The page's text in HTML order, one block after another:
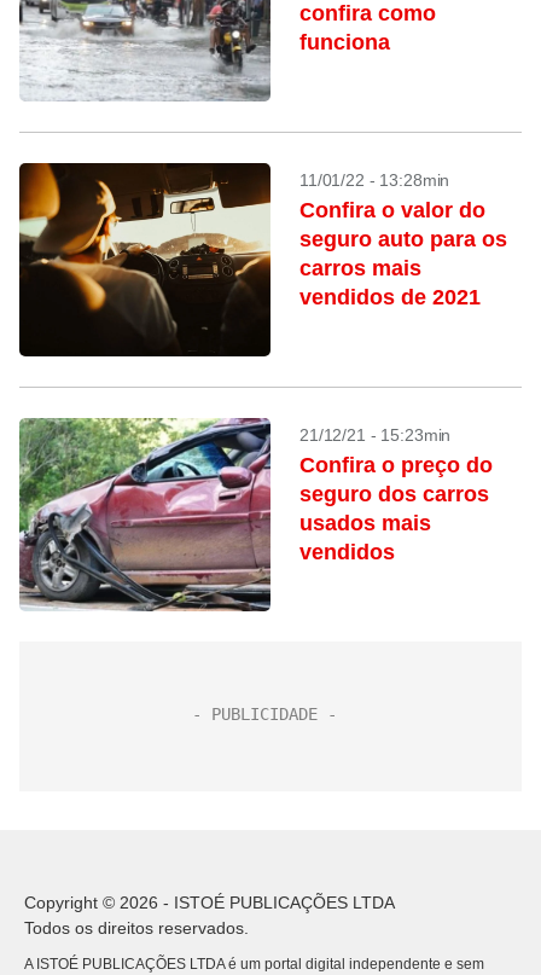
confira como
funciona
11/01/22 - 13:28min
Confira o valor do
seguro auto para os
carros mais
vendidos de 2021
21/12/21 - 15:23min
Confira o preço do
seguro dos carros
usados mais
vendidos
Copyright © 2026 - ISTOÉ PUBLICAÇÕES LTDA
Todos os direitos reservados.
A ISTOÉ PUBLICAÇÕES LTDA é um portal digital independente e sem